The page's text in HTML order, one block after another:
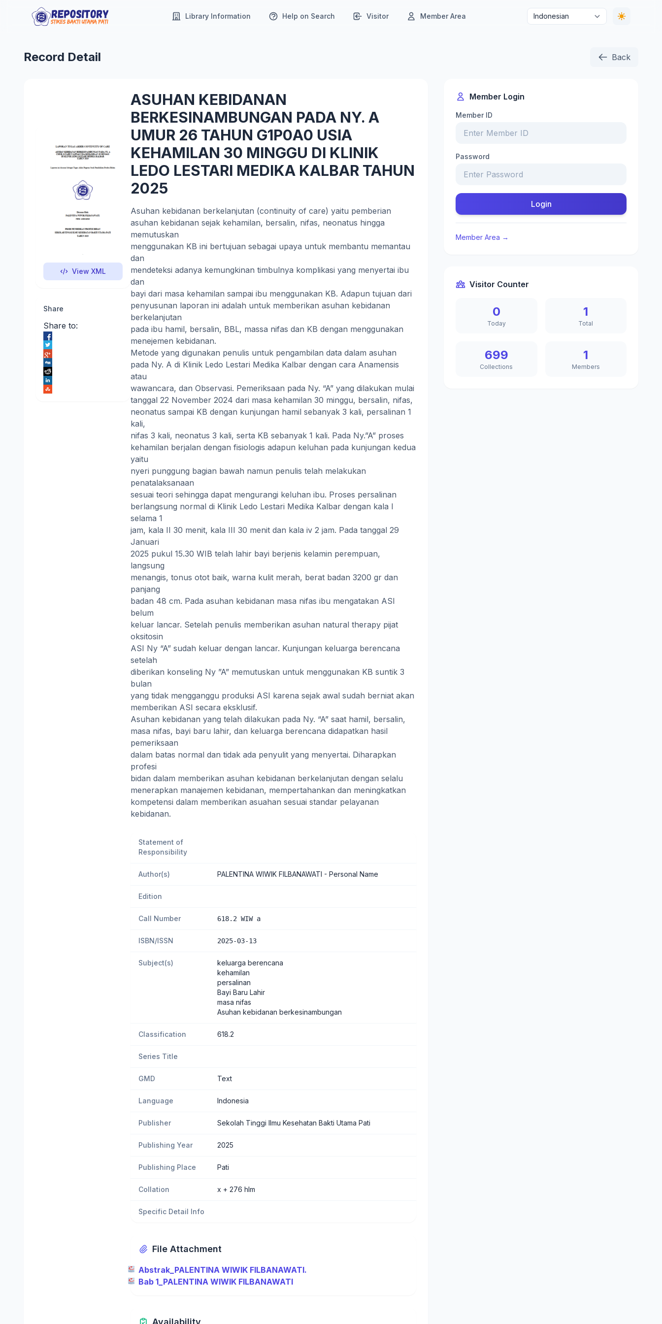
Library Information Help on Search Visitor Member Area
Record Detail Back
View XML
Share
Share to:
ASUHAN KEBIDANAN
BERKESINAMBUNGAN PADA NY. A
UMUR 26 TAHUN G1P0A0 USIA
KEHAMILAN 30 MINGGU DI KLINIK
LEDO LESTARI MEDIKA KALBAR TAHUN
2025
Asuhan kebidanan berkelanjutan (continuity of care) yaitu pemberian
asuhan kebidanan sejak kehamilan, bersalin, nifas, neonatus hingga
memutuskan
menggunakan KB ini bertujuan sebagai upaya untuk membantu memantau
dan
mendeteksi adanya kemungkinan timbulnya komplikasi yang menyertai ibu
dan
bayi dari masa kehamilan sampai ibu menggunakan KB. Adapun tujuan dari
penyusunan laporan ini adalah untuk memberikan asuhan kebidanan
berkelanjutan
pada ibu hamil, bersalin, BBL, massa nifas dan KB dengan menggunakan
menejemen kebidanan.
Metode yang digunakan penulis untuk pengambilan data dalam asuhan
pada Ny. A di Klinik Ledo Lestari Medika Kalbar dengan cara Anamensis
atau
wawancara, dan Observasi. Pemeriksaan pada Ny. “A” yang dilakukan mulai
tanggal 22 November 2024 dari masa kehamilan 30 minggu, bersalin, nifas,
neonatus sampai KB dengan kunjungan hamil sebanyak 3 kali, persalinan 1
kali,
nifas 3 kali, neonatus 3 kali, serta KB sebanyak 1 kali. Pada Ny.”A” proses
kehamilan berjalan dengan fisiologis adapun keluhan pada kunjungan kedua
yaitu
nyeri punggung bagian bawah namun penulis telah melakukan
penatalaksanaan
sesuai teori sehingga dapat mengurangi keluhan ibu. Proses persalinan
berlangsung normal di Klinik Ledo Lestari Medika Kalbar dengan kala I
selama 1
jam, kala II 30 menit, kala III 30 menit dan kala iv 2 jam. Pada tanggal 29
Januari
2025 pukul 15.30 WIB telah lahir bayi berjenis kelamin perempuan,
langsung
menangis, tonus otot baik, warna kulit merah, berat badan 3200 gr dan
panjang
badan 48 cm. Pada asuhan kebidanan masa nifas ibu mengatakan ASI
belum
keluar lancar. Setelah penulis memberikan asuhan natural therapy pijat
oksitosin
ASI Ny “A” sudah keluar dengan lancar. Kunjungan keluarga berencana
setelah
diberikan konseling Ny ”A” memutuskan untuk menggunakan KB suntik 3
bulan
yang tidak mengganggu produksi ASI karena sejak awal sudah berniat akan
memberikan ASI secara eksklusif.
Asuhan kebidanan yang telah dilakukan pada Ny. “A” saat hamil, bersalin,
masa nifas, bayi baru lahir, dan keluarga berencana didapatkan hasil
pemeriksaan
dalam batas normal dan tidak ada penyulit yang menyertai. Diharapkan
profesi
bidan dalam memberikan asuhan kebidanan berkelanjutan dengan selalu
menerapkan manajemen kebidanan, mempertahankan dan meningkatkan
kompetensi dalam memberikan asuahan sesuai standar pelayanan
kebidanan.
Statement of
Responsibility
Author(s) PALENTINA WIWIK FILBANAWATI - Personal Name
Edition
Call Number 618.2 WIW a
ISBN/ISSN 2025-03-13
Subject(s)
keluarga berencana
kehamilan
persalinan
Bayi Baru Lahir
masa nifas
Asuhan kebidanan berkesinambungan
Classification 618.2
Series Title
GMD Text
Language Indonesia
Publisher Sekolah Tinggi Ilmu Kesehatan Bakti Utama Pati
Publishing Year 2025
Publishing Place Pati
Collation x + 276 hlm
Specific Detail Info
File Attachment
Abstrak_PALENTINA WIWIK FILBANAWATI.
Bab 1_PALENTINA WIWIK FILBANAWATI
Availability
Member Login
Member ID
Password
Login
Member Area →
Visitor Counter
0
Today
1
Total
699
Collections
1
Members